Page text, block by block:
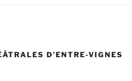
D’ENTRE-VIGNES